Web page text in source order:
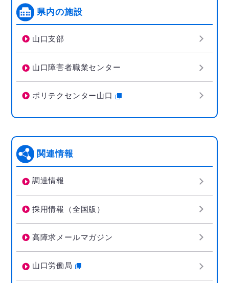
県内の施設
山口支部
山口障害者職業センター
ポリテクセンター山口
関連情報
調達情報
採用情報（全国版）
高障求メールマガジン
山口労働局